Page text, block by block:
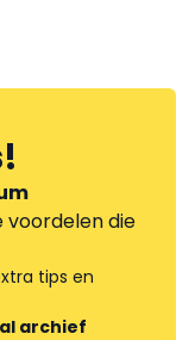
!
voordelen die
tips en
archief